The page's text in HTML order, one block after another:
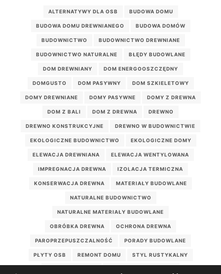
ALTERNATYWY DLA OSB BUDOWA DOMU
BUDOWA DOMU DREWNIANEGO BUDOWA DOMÓW
BUDOWNICTWO BUDOWNICTWO DREWNIANE
BUDOWNICTWO NATURALNE BŁĘDY BUDOWLANE
DOM DREWNIANY DOM ENERGOOSZCZĘDNY
DOMGUSTO DOM PASYWNY DOM SZKIELETOWY
DOMY DREWNIANE DOMY PASYWNE DOMY Z DREWNA
DOM Z BALI DOM Z DREWNA DREWNO
DREWNO KONSTRUKCYJNE DREWNO W BUDOWNICTWIE
EKOLOGICZNE BUDOWNICTWO EKOLOGICZNE DOMY
ELEWACJA DREWNIANA ELEWACJA WENTYLOWANA
IMPREGNACJA DREWNA IZOLACJA TERMICZNA
KONSERWACJA DREWNA MATERIAŁY BUDOWLANE
NATURALNE BUDOWNICTWO
NATURALNE MATERIAŁY BUDOWLANE
OBRÓBKA DREWNA OCHRONA DREWNA
PAROPRZEPUSZCZALNOŚĆ PORADY BUDOWLANE
PŁYTY OSB REMONT DOMU STYL RUSTYKALNY